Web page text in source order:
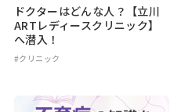
ドクターはどんな人？【立川
ARTレディースクリニック】
へ潜入！
#クリニック